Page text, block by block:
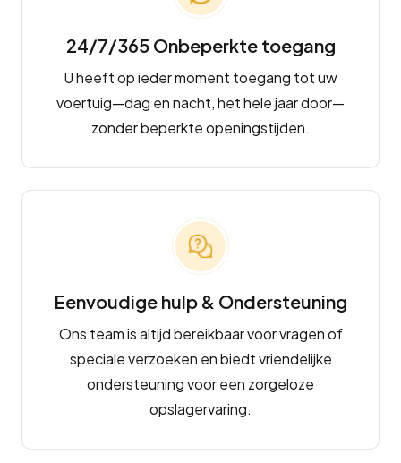
24/7/365 Onbeperkte toegang
U heeft op ieder moment toegang tot uw
voertuig—dag en nacht, het hele jaar door—
zonder beperkte openingstijden.
Eenvoudige hulp & Ondersteuning
Ons team is altijd bereikbaar voor vragen of
speciale verzoeken en biedt vriendelijke
ondersteuning voor een zorgeloze
opslagervaring.